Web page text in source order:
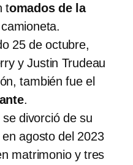
tomados de la
25 de octubre,
y Justin Trudeau
también fue el
.
divorció de su
agosto del 2023
matrimonio y tres